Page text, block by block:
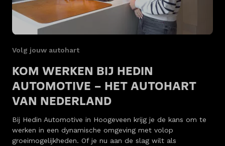
Volg jouw autohart
KOM WERKEN BIJ HEDIN
AUTOMOTIVE – HET AUTOHART
VAN NEDERLAND
Bij Hedin Automotive in Hoogeveen krijg je de kans om te
werken in een dynamische omgeving met volop
groeimogelijkheden. Of je nu aan de slag wilt als